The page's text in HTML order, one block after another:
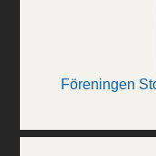
Föreningen